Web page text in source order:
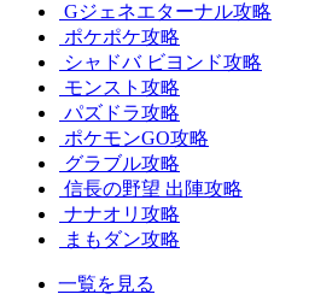
Gジェネエターナル攻略
ポケポケ攻略
シャドバ ビヨンド攻略
モンスト攻略
パズドラ攻略
ポケモンGO攻略
グラブル攻略
信長の野望 出陣攻略
ナナオリ攻略
まもダン攻略
一覧を見る